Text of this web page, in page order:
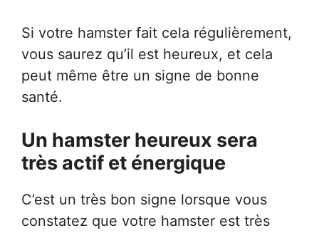
Si votre hamster fait cela régulièrement,
vous saurez qu’il est heureux, et cela
peut même être un signe de bonne
santé.
Un hamster heureux sera
très actif et énergique
C’est un très bon signe lorsque vous
constatez que votre hamster est très